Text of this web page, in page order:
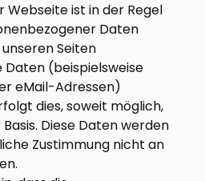
Webseite ist in der Regel
Daten
Seiten
(beispielsweise
eMail-Adressen)
dies, soweit möglich,
Diese Daten werden
Zustimmung nicht an